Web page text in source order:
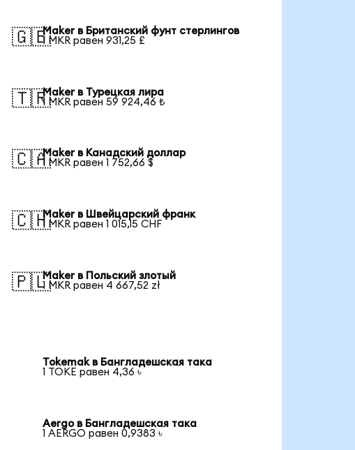
🇬🇧Maker в Британский фунт стерлингов
1 MKR равен 931,25 £
🇹🇷Maker в Турецкая лира
1 MKR равен 59 924,46 ₺
🇨🇦Maker в Канадский доллар
1 MKR равен 1 752,66 $
🇨🇭Maker в Швейцарский франк
1 MKR равен 1 015,15 CHF
🇵🇱Maker в Польский злотый
1 MKR равен 4 667,52 zł
Tokemak в Бангладешская така
1 TOKE равен 4,36 ৳
Aergo в Бангладешская така
1 AERGO равен 0,9383 ৳